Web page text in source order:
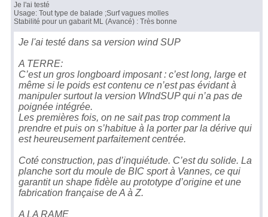
Je l'ai testé
Usage: Tout type de balade ;Surf vagues molles
Stabilité pour un gabarit ML (Avancé) : Très bonne
Je l'ai testé dans sa version wind SUP
A TERRE:
C’est un gros longboard imposant : c’est long, large et
même si le poids est contenu ce n’est pas évidant à
manipuler surtout la version WIndSUP qui n’a pas de
poignée intégrée.
Les premières fois, on ne sait pas trop comment la
prendre et puis on s’habitue à la porter par la dérive qui
est heureusement parfaitement centrée.
Coté construction, pas d’inquiétude. C’est du solide. La
planche sort du moule de BIC sport à Vannes, ce qui
garantit un shape fidèle au prototype d’origine et une
fabrication française de A à Z.
A LA RAME